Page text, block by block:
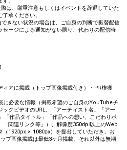
は、厳重注意もしくはイベントを辞退していた
承ください。
きない状況の場合は、ご自身の判断で振替配信
セージによる通知がない限り、代わりの配信時
アに掲載（トップ画像掲載付き）・PR権獲
必要な情報（掲載希望のご自身のYouTubeチ
クビデオのURL、「アーティスト名」「アー
作品タイトル」「作品への想い、こだわりポ
「関連リンク等」）、解像度350dpi以上のWeb
（1920px × 1080px）を提出していただき、お
プ画像掲載は最低3ヶ月掲載、それ以外は無期